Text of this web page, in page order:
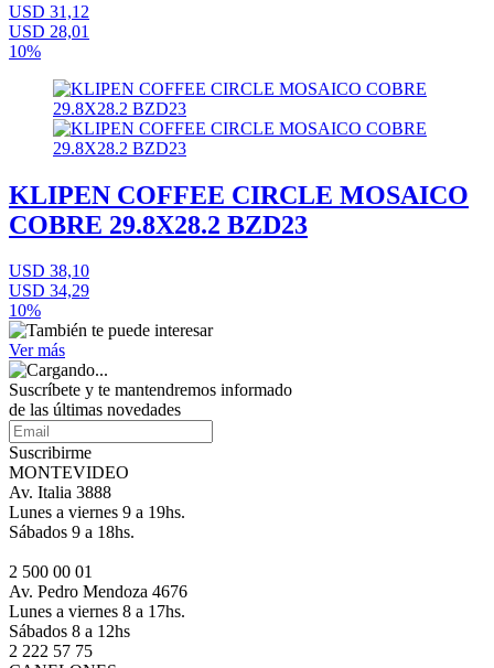
USD 31,12
USD 28,01
10%
KLIPEN COFFEE CIRCLE MOSAICO
COBRE 29.8X28.2 BZD23
USD 38,10
USD 34,29
10%
Ver más
Suscríbete y te mantendremos informado
de las últimas novedades
Suscribirme
MONTEVIDEO
Av. Italia 3888
Lunes a viernes 9 a 19hs.
Sábados 9 a 18hs.
2 500 00 01
Av. Pedro Mendoza 4676
Lunes a viernes 8 a 17hs.
Sábados 8 a 12hs
2 222 57 75